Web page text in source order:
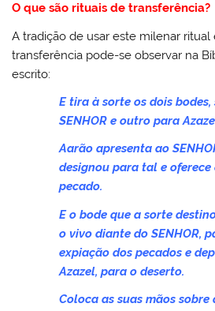
O que são rituais de transferência?
A tradição de usar este milenar ritual
transferência pode-se observar na
escrito:
E tira à sorte os dois
SENHOR e outro para
Aarão apresenta ao
designou para tal e
pecado.
E o bode que a sorte
o vivo diante do SENHOR,
expiação dos pecados e
Azazel, para o deserto.
Coloca as suas mãos